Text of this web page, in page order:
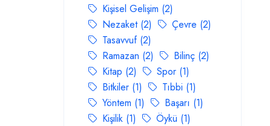
Kişisel Gelişim (2)
Nezaket (2)
Çevre (2)
Tasavvuf (2)
Ramazan (2)
Bilinç (2)
Kitap (2)
Spor (1)
Bitkiler (1)
Tıbbi (1)
Yöntem (1)
Başarı (1)
Kişilik (1)
Öykü (1)